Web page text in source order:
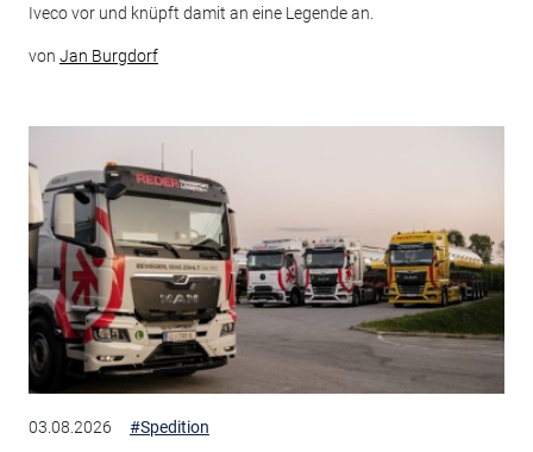
Iveco vor und knüpft damit an eine Legende an.
von Jan Burgdorf
03.08.2026 #Spedition